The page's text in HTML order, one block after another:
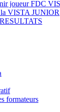
joueur FDC
la VISTA JUNIOR
formateurs